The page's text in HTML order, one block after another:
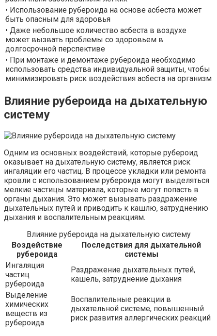
• Использование рубероида на основе асбеста может
быть опасным для здоровья
• Даже небольшое количество асбеста в воздухе
может вызвать проблемы со здоровьем в
долгосрочной перспективе
• При монтаже и демонтаже рубероида необходимо
использовать средства индивидуальной защиты, чтобы
минимизировать риск воздействия асбеста на организм
Влияние рубероида на дыхательную
систему
Одним из основных воздействий, которые рубероид
оказывает на дыхательную систему, является риск
ингаляции его частиц. В процессе укладки или ремонта
кровли с использованием рубероида могут выделяться
мелкие частицы материала, которые могут попасть в
органы дыхания. Это может вызывать раздражение
дыхательных путей и приводить к кашлю, затруднению
дыхания и воспалительным реакциям.
Влияние рубероида на дыхательную систему
Воздействие
рубероида
Последствия для дыхательной
системы
Ингаляция
частиц
рубероида
Раздражение дыхательных путей,
кашель, затруднение дыхания
Выделение
химических
веществ из
рубероида
Воспалительные реакции в
дыхательной системе, повышенный
риск развития аллергических реакций